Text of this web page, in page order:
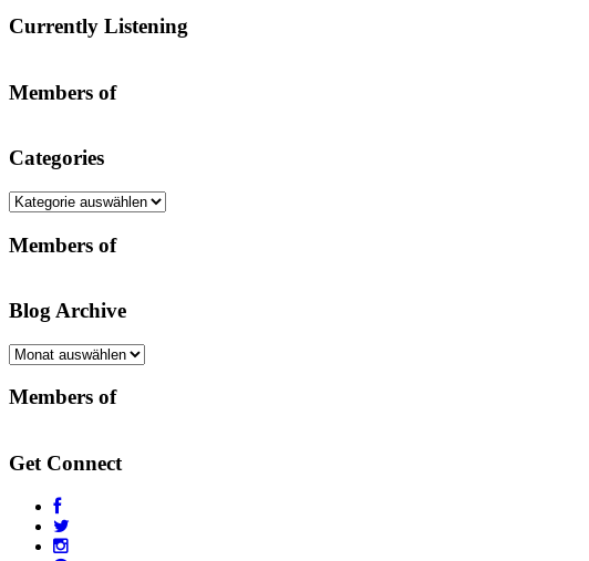
Currently Listening
Members of
Categories
Categories
Members of
Blog Archive
Blog
Members of
Get Connect